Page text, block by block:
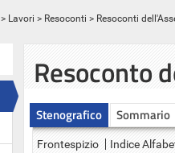
> Lavori > Resoconti > Resoconti
Resoconto
Stenografico Sommario
Frontespizio Indice